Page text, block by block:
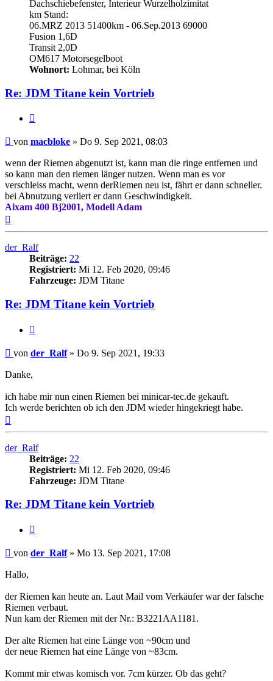
Dachschiebefenster, Interieur Wurzelholzimitat
km Stand:
06.MRZ 2013 51400km - 06.Sep.2013 69000
Fusion 1,6D
Transit 2,0D
OM617 Motorsegelboot
Wohnort: Lohmar, bei Köln
Re: JDM Titane kein Vortrieb
Beitrag
von macbloke » Do 9. Sep 2021, 08:03
wenn der Riemen abgenutzt ist, kann man die ringe entfernen und
so kann man den riemen länger nutzen. Wenn man es vor
verschleiss macht, wenn derRiemen neu ist, fährt er dann schneller.
bei Abnutzung verliert er dann Geschwindigkeit.
Aixam 400 Bj2001, Modell Adam
der_Ralf
Beiträge: 22
Registriert: Mi 12. Feb 2020, 09:46
Fahrzeuge: JDM Titane
Re: JDM Titane kein Vortrieb
Beitrag
von der_Ralf» Do 9. Sep 2021, 19:33
Danke,
ich habe mir nun einen Riemen bei minicar-tec.de gekauft.
Ich werde berichten ob ich den JDM wieder hingekriegt habe.
der_Ralf
Beiträge: 22
Registriert: Mi 12. Feb 2020, 09:46
Fahrzeuge: JDM Titane
Re: JDM Titane kein Vortrieb
Beitrag
von der_Ralf» Mo 13. Sep 2021, 17:08
Hallo,
der Riemen kan heute an. Laut Mail vom Verkäufer war der falsche
Riemen verbaut.
Nun kam der Riemen mit der Nr.: B3221AA1181.
Der alte Riemen hat eine Länge von ~90cm und
der neue Riemen hat eine Länge von ~83cm.
Kommt mir etwas komisch vor. 7cm kürzer. Ob das geht?